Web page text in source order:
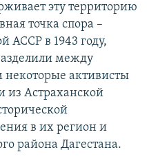
эту территорию
точка спора –
АССР в 1943 году,
между
некоторые активисты
из Астраханской
в их регион и
района Дагестана.